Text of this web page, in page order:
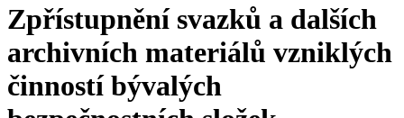
Zpřístupnění svazků a dalších
archivních materiálů vzniklých
činností bývalých